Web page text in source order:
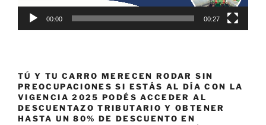
00:00 00:27
TÚ Y TU CARRO MERECEN RODAR SIN
PREOCUPACIONES SI ESTÁS AL DÍA CON LA
VIGENCIA 2025 PODÉS ACCEDER AL
DESCUENTAZO TRIBUTARIO Y OBTENER
HASTA UN 80% DE DESCUENTO EN